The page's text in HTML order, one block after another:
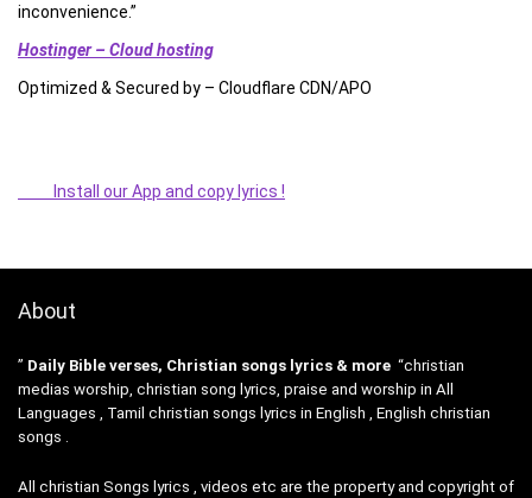
inconvenience.”
Hostinger – Cloud hosting
Optimized & Secured by – Cloudflare CDN/APO
Install our App and copy lyrics !
About
” Daily Bible verses, Christian songs lyrics & more “christian
medias worship, christian song lyrics, praise and worship in All
Languages , Tamil christian songs lyrics in English , English christian
songs .
All christian Songs lyrics , videos etc are the property and copyright of